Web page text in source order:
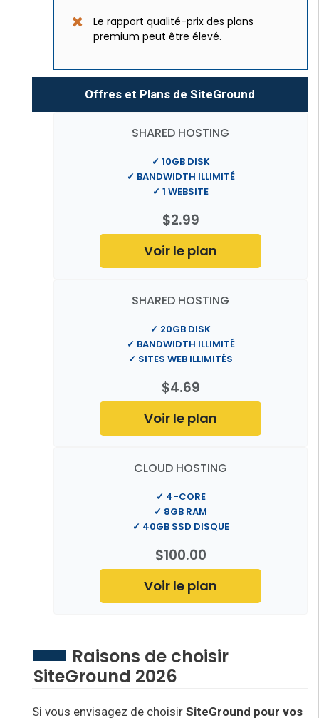
Le rapport qualité-prix des plans
premium peut être élevé.
Offres et Plans de SiteGround
SHARED HOSTING
$2.99
✓ 10GB DISK
✓ BANDWIDTH ILLIMITÉ
✓ 1 WEBSITE
Voir le plan
SHARED HOSTING
$4.69
✓ 20GB DISK
✓ BANDWIDTH ILLIMITÉ
✓ SITES WEB ILLIMITÉS
Voir le plan
CLOUD HOSTING
$100.00
✓ 4-CORE
✓ 8GB RAM
✓ 40GB SSD DISQUE
Voir le plan
Raisons de choisir
SiteGround 2026
Si vous envisagez de choisir SiteGround pour vos